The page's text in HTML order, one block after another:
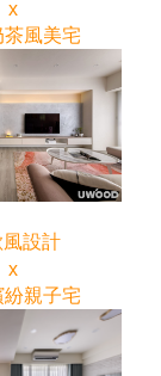
x
茶風美宅
風設計
x
紛親子宅